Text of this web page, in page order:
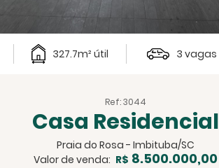
327.7m² útil 3 vagas
Ref: 3044
Casa Residencial
Praia do Rosa - Imbituba/SC
Valor de venda: R$ 8.500.000,00